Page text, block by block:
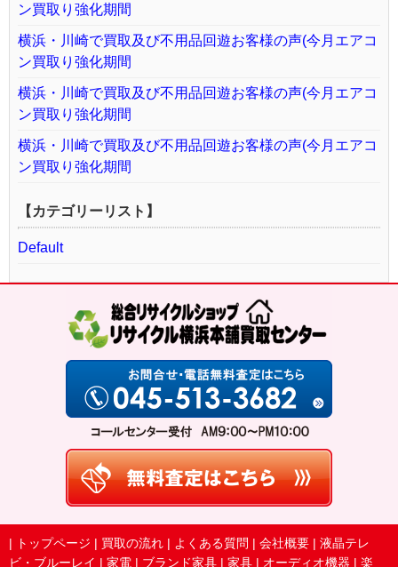
ン買取り強化期間
横浜・川崎で買取及び不用品回遊お客様の声(今月エアコ
ン買取り強化期間
横浜・川崎で買取及び不用品回遊お客様の声(今月エアコ
ン買取り強化期間
横浜・川崎で買取及び不用品回遊お客様の声(今月エアコ
ン買取り強化期間
【カテゴリーリスト】
Default
| トップページ | 買取の流れ | よくある質問 | 会社概要 | 液晶テレ
ビ・ブルーレイ | 家電 | ブランド家具 | 家具 | オーディオ機器 | 楽